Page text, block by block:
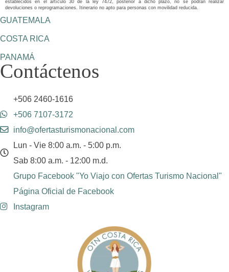
establecidos en el artículo 30 de la ley 7472, posterior a dicho plazo, no se podrán realizar
devoluciones o reprogramaciones. Itinerario no apto para personas con movilidad reducida.
GUATEMALA
COSTA RICA
PANAMÁ
Contáctenos
+506 2460-1616
+506 7107-3172
info@ofertasturismonacional.com
Lun - Vie 8:00 a.m. - 5:00 p.m.
Sab 8:00 a.m. - 12:00 m.d.
Grupo Facebook "Yo Viajo con Ofertas Turismo Nacional"
Página Oficial de Facebook
Instagram